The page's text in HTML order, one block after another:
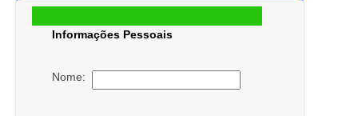
Informações Pessoais
Nome: